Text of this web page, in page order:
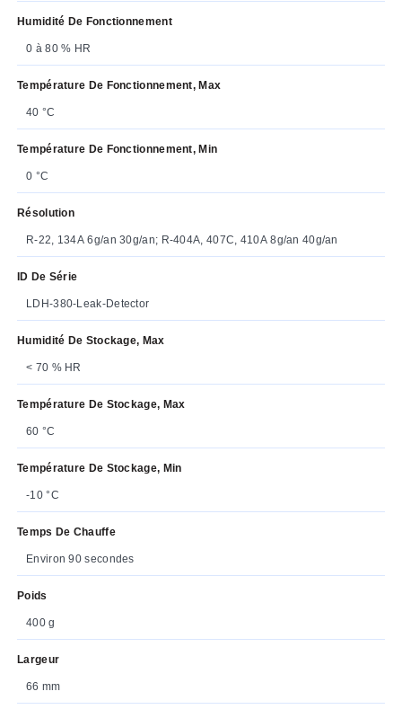
Humidité De Fonctionnement
0 à 80 % HR
Température De Fonctionnement, Max
40 °C
Température De Fonctionnement, Min
0 °C
Résolution
R-22, 134A 6g/an 30g/an; R-404A, 407C, 410A 8g/an 40g/an
ID De Série
LDH-380-Leak-Detector
Humidité De Stockage, Max
< 70 % HR
Température De Stockage, Max
60 °C
Température De Stockage, Min
-10 °C
Temps De Chauffe
Environ 90 secondes
Poids
400 g
Largeur
66 mm